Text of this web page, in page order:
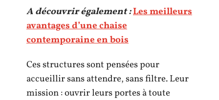
A découvrir également :Les meilleurs
avantages d’une chaise
contemporaine en bois
Ces structures sont pensées pour
accueillir sans attendre, sans filtre. Leur
mission : ouvrir leurs portes à toute